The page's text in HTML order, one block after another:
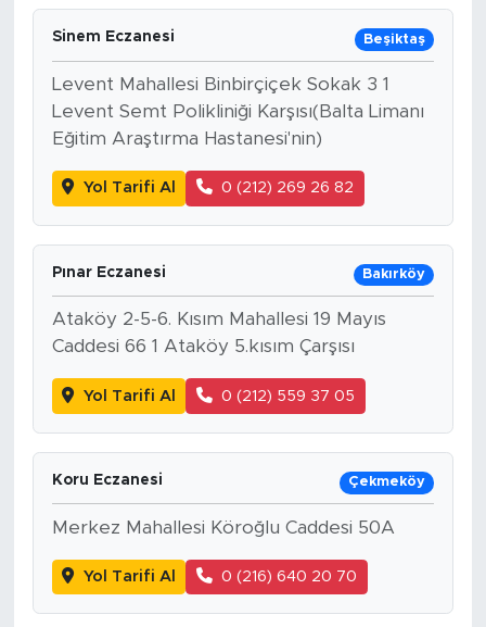
Sinem Eczanesi Beşiktaş
Levent Mahallesi Binbirçiçek Sokak 3 1
Levent Semt Polikliniği Karşısı(Balta Limanı
Eğitim Araştırma Hastanesi'nin)
Yol Tarifi Al 0 (212) 269 26 82
Pınar Eczanesi Bakırköy
Ataköy 2-5-6. Kısım Mahallesi 19 Mayıs
Caddesi 66 1 Ataköy 5.kısım Çarşısı
Yol Tarifi Al 0 (212) 559 37 05
Koru Eczanesi Çekmeköy
Merkez Mahallesi Köroğlu Caddesi 50A
Yol Tarifi Al 0 (216) 640 20 70